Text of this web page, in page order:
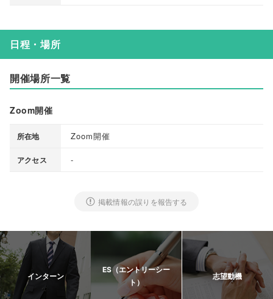
日程・場所
開催場所一覧
Zoom開催
所在地 Zoom開催
アクセス -
掲載情報の誤りを報告する
インターン
ES（エントリーシー
ト）
志望動機